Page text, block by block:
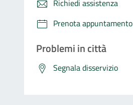
Richiedi assistenza
Prenota appuntamento
Problemi in città
Segnala disservizio